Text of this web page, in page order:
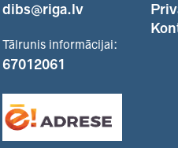
dibs@riga.lv
Tālrunis informācijai:
67012061